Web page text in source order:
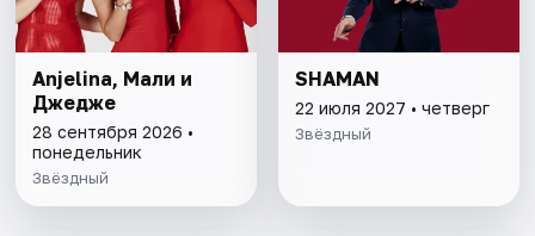
Anjelina, Мали и
Джедже
28 сентября 2026 •
понедельник
Звёздный
SHAMAN
22 июля 2027 • четверг
Звёздный